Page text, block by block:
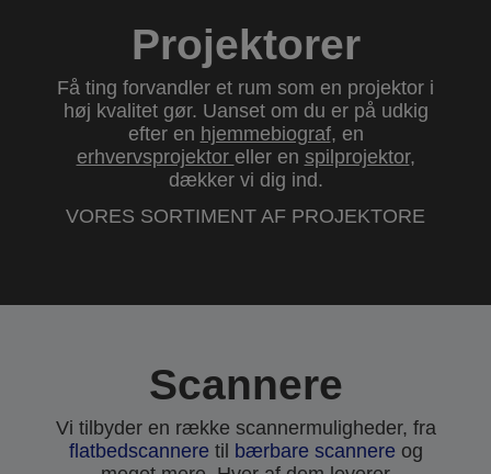
Projektorer
Få ting forvandler et rum som en projektor i
høj kvalitet gør. Uanset om du er på udkig
efter en hjemmebiograf, en
erhvervsprojektor eller en spilprojektor,
dækker vi dig ind.
VORES SORTIMENT AF PROJEKTORE
Scannere
Vi tilbyder en række scannermuligheder, fra
flatbedscannere til bærbare scannere og